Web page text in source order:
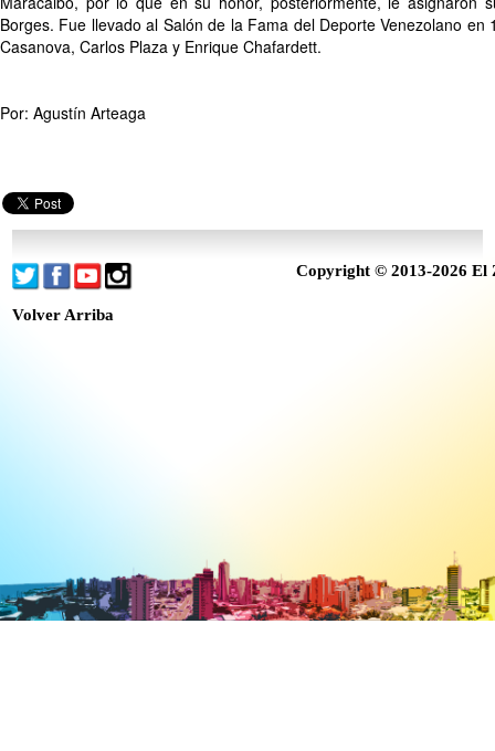
Borges. Fue llevado al Salón de la Fama del Deporte Venezolano en
Casanova, Carlos Plaza y Enrique Chafardett.
Por: Agustín Arteaga
Copyright © 2013-2026 El
Volver Arriba